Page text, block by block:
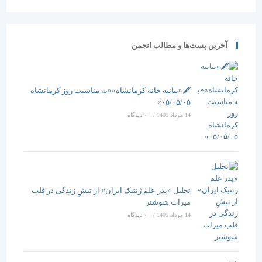
آخرین پست‌ها و مطالب انجمن
🖋️«بیانیه خانه کرمانشاه»«به مناسبت روز کرمانشاه
۰۵/۰۵/۰۵»
/ ۰ دیدگاه
تجلیل «پدر علم ژنتیک ایران» از تپشِ زندگی در قلب
میراث شوشتر
14 مرداد 1405 / ۰ دیدگاه